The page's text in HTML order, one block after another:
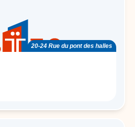
20-24 Rue du pont des halles